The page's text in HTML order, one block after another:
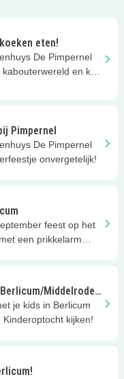
eten!
De Pimpernel
en kun
Pimpernel
De Pimpernel
onvergetelijk!
feest op het
een prikkelarm
Middelrode
je kids in Berlicum
kijken!
– Dun Birrekoal